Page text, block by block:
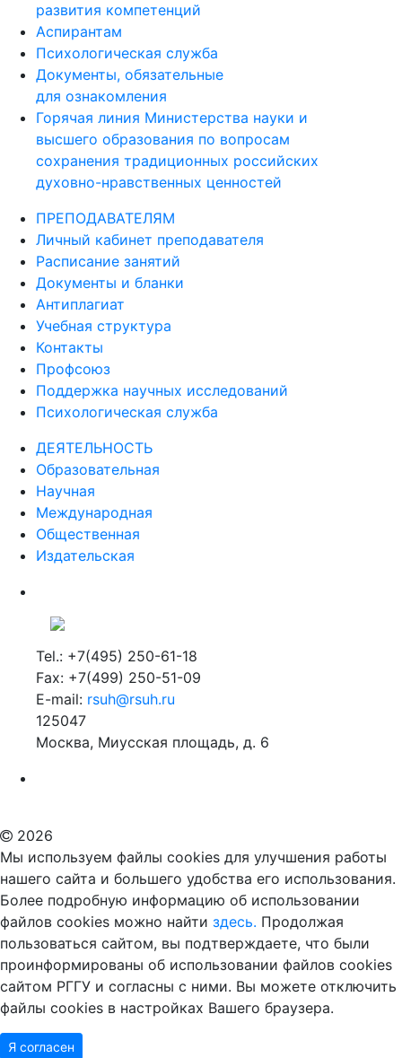
развития компетенций
Аспирантам
Психологическая служба
Документы, обязательные
для ознакомления
Горячая линия Министерства науки и
высшего образования по вопросам
сохранения традиционных российских
духовно-нравственных ценностей
ПРЕПОДАВАТЕЛЯМ
Личный кабинет преподавателя
Расписание занятий
Документы и бланки
Антиплагиат
Учебная структура
Контакты
Профсоюз
Поддержка научных исследований
Психологическая служба
ДЕЯТЕЛЬНОСТЬ
Образовательная
Научная
Международная
Общественная
Издательская
Tel.: +7(495) 250-61-18
Fax: +7(499) 250-51-09
E-mail: rsuh@rsuh.ru
125047
Москва, Миусская площадь, д. 6
2026
Мы используем файлы cookies для улучшения работы
нашего сайта и большего удобства его использования.
Более подробную информацию об использовании
файлов cookies можно найти здесь. Продолжая
пользоваться сайтом, вы подтверждаете, что были
проинформированы об использовании файлов cookies
сайтом РГГУ и согласны с ними. Вы можете отключить
файлы cookies в настройках Вашего браузера.
Я согласен